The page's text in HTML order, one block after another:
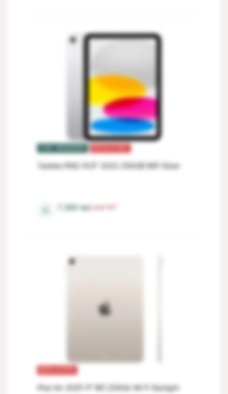
TOP VÂNZĂRI REDUCERI
Tableta IPAD 10.9" 2022 256GB WiFi Silver
8 102
7 299 lei
⚖
REDUCERI
iPad Air 2025 11" M3 256Gb Wi-Fi Starlight